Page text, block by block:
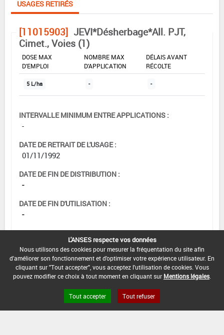
USAGES RETIRÉS
[11015903] JEVI*Désherbage*All. PJT,
Cimet., Voies (1)
DOSE MAX
D'EMPLOI
NOMBRE MAX
D'APPLICATION
DÉLAIS AVANT
RÉCOLTE
5 L/ha - -
INTERVALLE MINIMUM ENTRE APPLICATIONS :
-
DATE DE RETRAIT DE L'USAGE :
01/11/1992
DATE DE FIN DE DISTRIBUTION :
-
DATE DE FIN D'UTILISATION :
-
L'ANSES respecte vos données
Nous utilisons des cookies pour mesurer la fréquentation du site afin
d'améliorer son fonctionnement et d'optimiser votre expérience utilisateur. En
cliquant sur "Tout accepter", vous acceptez l'utilisation de cookies. Vous
pouvez modifier ce choix à tout moment en cliquant sur Mentions légales
Tout accepter Tout refuser